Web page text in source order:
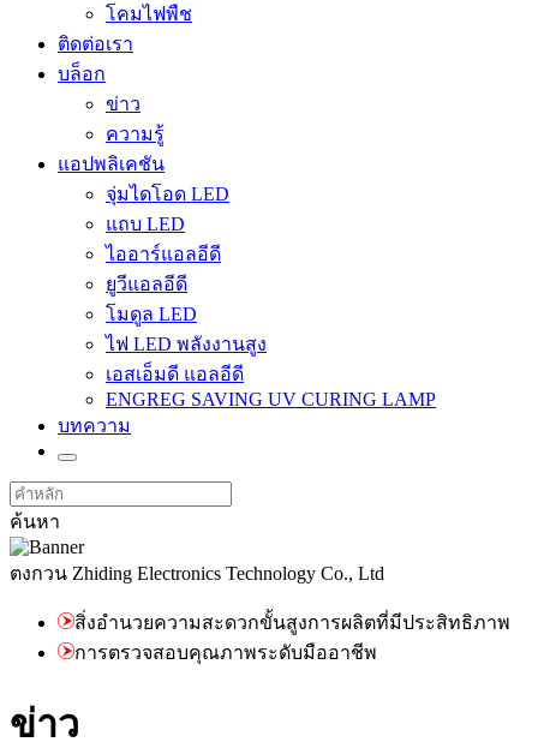
โคมไฟพืช
ติดต่อเรา
บล็อก
ข่าว
ความรู้
แอปพลิเคชัน
จุ่มไดโอด LED
แถบ LED
ไออาร์แอลอีดี
ยูวีแอลอีดี
โมดูล LED
ไฟ LED พลังงานสูง
เอสเอ็มดี แอลอีดี
ENGREG SAVING UV CURING LAMP
บทความ
ค้นหา
ตงกวน Zhiding Electronics Technology Co., Ltd
สิ่งอำนวยความสะดวกขั้นสูงการผลิตที่มีประสิทธิภาพ
การตรวจสอบคุณภาพระดับมืออาชีพ
ข่าว